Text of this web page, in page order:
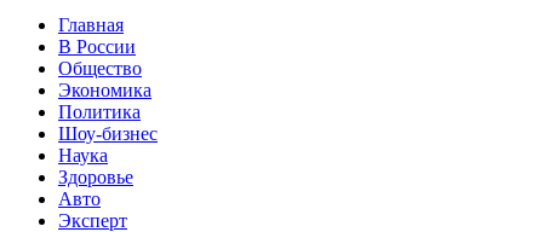
Главная
В России
Общество
Экономика
Политика
Шоу-бизнес
Наука
Здоровье
Авто
Эксперт